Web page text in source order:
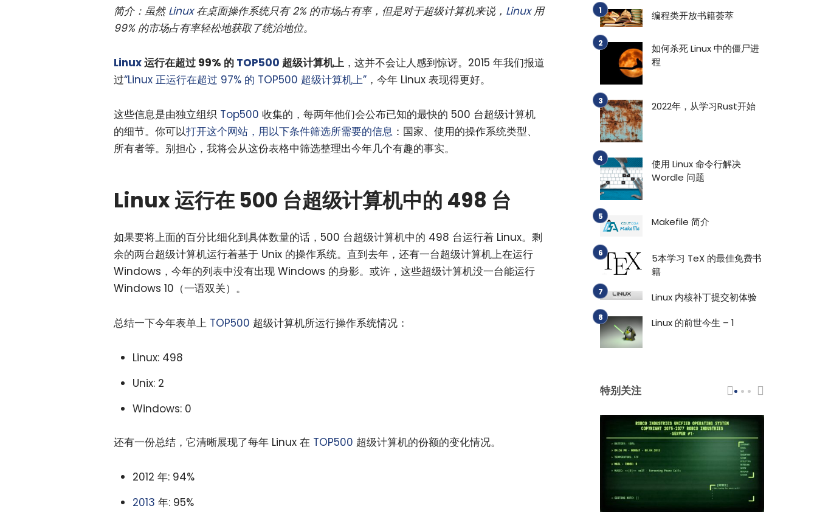
简介：虽然 Linux在桌面操作系统只有 2% 的市场占有率，但是对于超级计算机来说， Linux用
99% 的市场占有率轻松地获取了统治地位。
Linux运行在超过 99% 的 TOP500 超级计算机上 ，这并不会让人感到惊讶。2015 年我们报道
过“Linux 正运行在超过 97% 的 TOP500 超级计算机上” ，今年 Linux 表现得更好。
这些信息是由独立组织 Top500 收集的，每两年他们会公布已知的最快的 500 台超级计算机
的细节。你可以打开这个网站，用以下条件筛选所需要的信息 ：国家、使用的操作系统类型、
所有者等。别担心，我将会从这份表格中筛选整理出今年几个有趣的事实。
Linux 运行在 500 台超级计算机中的 498 台
如果要将上面的百分比细化到具体数量的话，500 台超级计算机中的 498 台运行着 Linux。剩
余的两台超级计算机运行着基于 Unix 的操作系统。直到去年，还有一台超级计算机上在运行
Windows，今年的列表中没有出现 Windows 的身影。或许，这些超级计算机没一台能运行
Windows 10（一语双关）。
总结一下今年表单上 TOP500 超级计算机所运行操作系统情况：
Linux: 498
Unix: 2
Windows: 0
还有一份总结，它清晰展现了每年 Linux 在 TOP500 超级计算机的份额的变化情况。
2012 年: 94%
2013 年: 95%
编程类开放书籍荟萃
如何杀死 Linux 中的僵尸进
程
2022年，从学习Rust开始
使用 Linux 命令行解决
Wordle 问题
Makefile 简介
5本学习 TeX 的最佳免费书
籍
Linux 内核补丁提交初体验
Linux 的前世今生 – 1
特别关注